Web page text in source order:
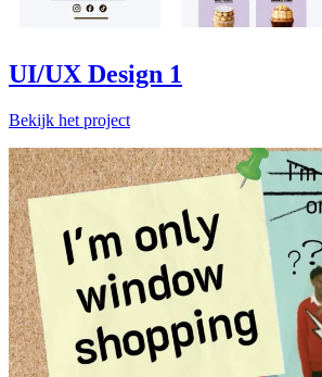
UI/UX Design 1
Bekijk het project